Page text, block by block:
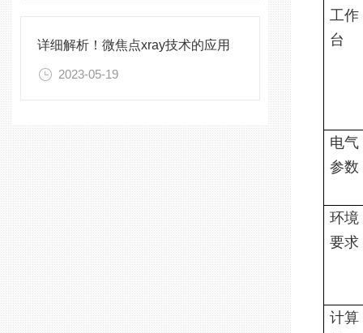
详细解析！微焦点xray技术的应用
2023-05-19
工作
台
电气
参数
环境
要求
计算